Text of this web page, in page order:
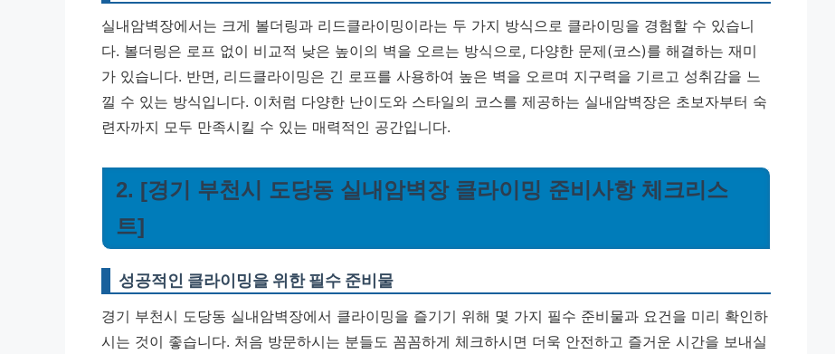
실내암벽장에서는 크게 볼더링과 리드클라이밍이라는 두 가지 방식으로 클라이밍을 경험할 수 있습니
다. 볼더링은 로프 없이 비교적 낮은 높이의 벽을 오르는 방식으로, 다양한 문제(코스)를 해결하는 재미
가 있습니다. 반면, 리드클라이밍은 긴 로프를 사용하여 높은 벽을 오르며 지구력을 기르고 성취감을 느
낄 수 있는 방식입니다. 이처럼 다양한 난이도와 스타일의 코스를 제공하는 실내암벽장은 초보자부터 숙
련자까지 모두 만족시킬 수 있는 매력적인 공간입니다.
2. [경기 부천시 도당동 실내암벽장 클라이밍 준비사항 체크리스
트]
성공적인 클라이밍을 위한 필수 준비물
경기 부천시 도당동 실내암벽장에서 클라이밍을 즐기기 위해 몇 가지 필수 준비물과 요건을 미리 확인하
시는 것이 좋습니다. 처음 방문하시는 분들도 꼼꼼하게 체크하시면 더욱 안전하고 즐거운 시간을 보내실